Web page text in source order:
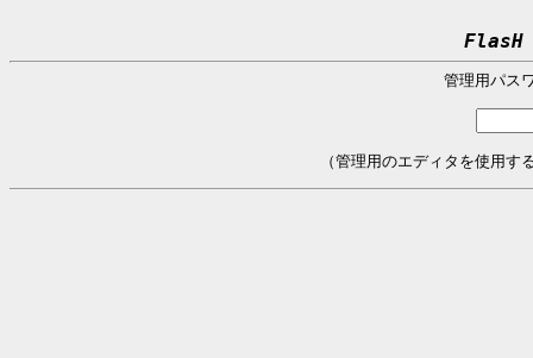
管理用パス
（管理用のエディタを使用